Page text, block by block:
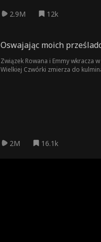
2.9M 12k
Oswajając moich
Związek Rowana i Emmy wkracza
Wielkiej Czwórki zmierza do
2M 16.1k